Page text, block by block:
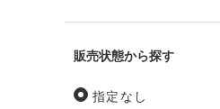
販売状態
指定なし